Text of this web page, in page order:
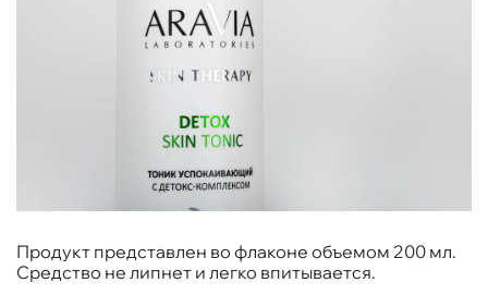
Продукт представлен во флаконе объемом 200 мл.
Средство не липнет и легко впитывается.